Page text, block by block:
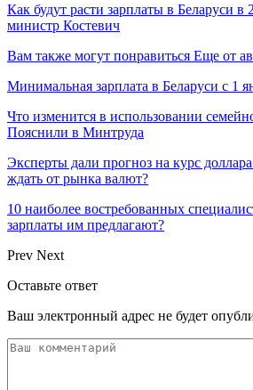
Как будут расти зарплаты в Беларуси в
министр Костевич
Вам также могут понравиться Еще от
Минимальная зарплата в Беларуси с 1
Что изменится в использовании
Пояснили в Минтруда
Эксперты дали прогноз на курс
ждать от рынка валют?
10 наиболее востребованных
зарплаты им предлагают?
Prev Next
Оставьте ответ
Ваш электронный адрес не будет